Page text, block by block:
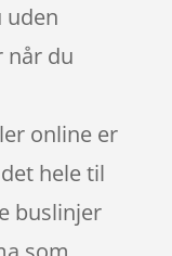
uden
når du
online er
hele til
buslinjer